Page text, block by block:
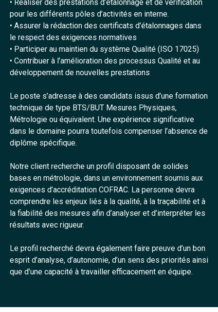
• Réaliser des prestations d’étalonnage et de vérification
pour les différents pôles d’activités en interne.
• Assurer la rédaction des certificats d’étalonnages dans
le respect des exigences normatives
• Participer au maintien du système Qualité (ISO 17025)
• Contribuer à l’amélioration des processus Qualité et au
développement de nouvelles prestations
Le poste s’adresse à des candidats issus d’une formation
technique de type BTS/BUT Mesures Physiques,
Métrologie ou équivalent. Une expérience significative
dans le domaine pourra toutefois compenser l’absence de
diplôme spécifique.
Notre client recherche un profil disposant de solides
bases en métrologie, dans un environnement soumis aux
exigences d’accréditation COFRAC. La personne devra
comprendre les enjeux liés à la qualité, à la traçabilité et à
la fiabilité des mesures afin d’analyser et d’interpréter les
résultats avec rigueur.
Le profil recherché devra également faire preuve d’un bon
esprit d’analyse, d’autonomie, d’un sens des priorités ainsi
que d’une capacité à travailler efficacement en équipe.